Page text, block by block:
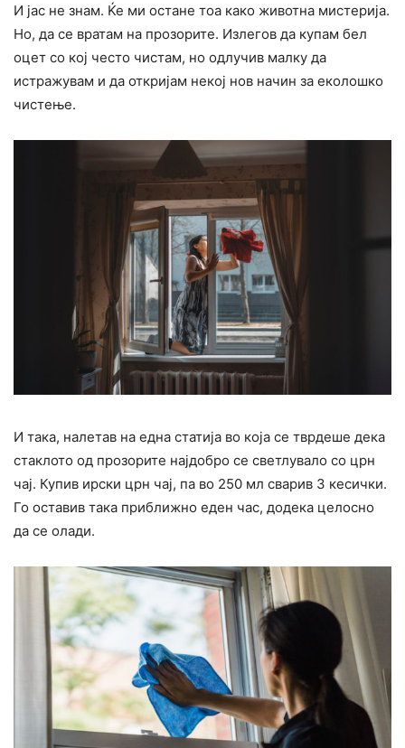
И јас не знам. Ќе ми остане тоа како животна мистерија.
Но, да се вратам на прозорите. Излегов да купам бел
оцет со кој често чистам, но одлучив малку да
истражувам и да откријам некој нов начин за еколошко
чистење.
И така, налетав на една статија во која се тврдеше дека
стаклото од прозорите најдобро се светлувало со црн
чај. Купив ирски црн чај, па во 250 мл сварив 3 кесички.
Го оставив така приближно еден час, додека целосно
да се олади.